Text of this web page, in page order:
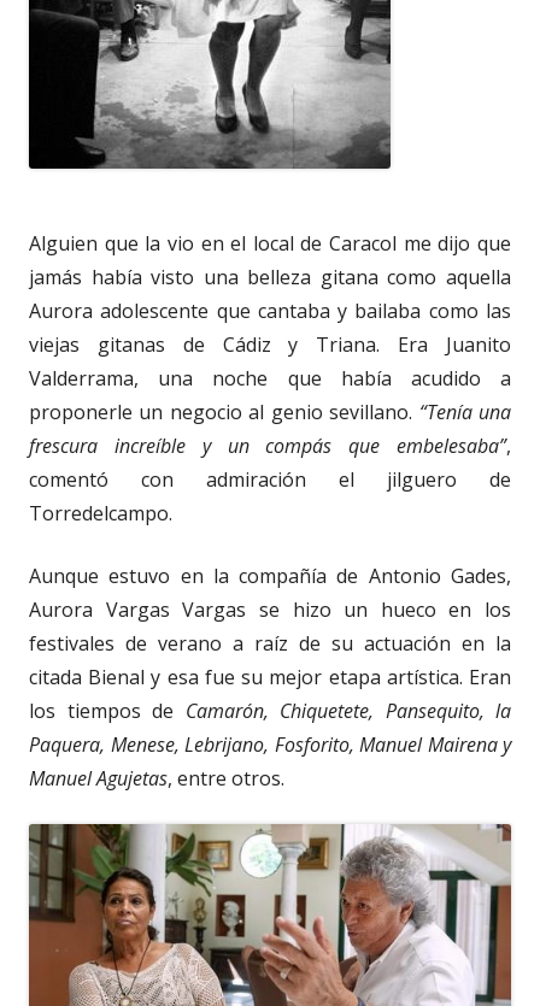
Alguien que la vio en el local de Caracol me dijo que
jamás había visto una belleza gitana como aquella
Aurora adolescente que cantaba y bailaba como las
viejas gitanas de Cádiz y Triana. Era Juanito
Valderrama, una noche que había acudido a
proponerle un negocio al genio sevillano. “Tenía una
frescura increíble y un compás que embelesaba”,
comentó con admiración el jilguero de
Torredelcampo.
Aunque estuvo en la compañía de Antonio Gades,
Aurora Vargas Vargas se hizo un hueco en los
festivales de verano a raíz de su actuación en la
citada Bienal y esa fue su mejor etapa artística. Eran
los tiempos de Camarón, Chiquetete, Pansequito, la
Paquera, Menese, Lebrijano, Fosforito, Manuel Mairena y
Manuel Agujetas, entre otros.